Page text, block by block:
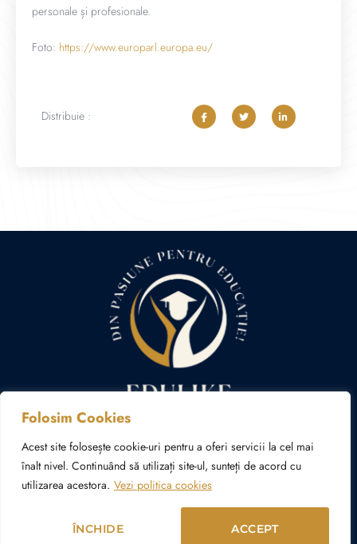
Folosim Cookies
Acest site folosește cookie-uri pentru a oferi servicii la cel mai
înalt nivel. Continuând să utilizați site-ul, sunteți de acord cu
utilizarea acestora. Vezi politica cookies
ÎNCHIDE ACCEPT
personale și profesionale.
Foto: https://www.europarl.europa.eu/
Distribuie :
Politica de confidențialitate
proiectului
WAcademy.ro